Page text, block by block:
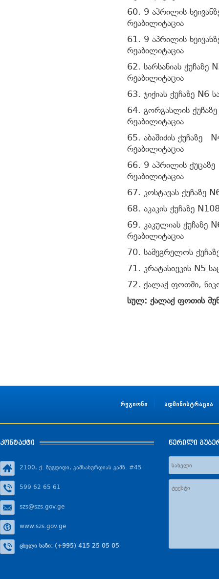
60. 9 აპრილის
რეაბილიტაცია
61. 9 აპრილის
რეაბილიტაცია
62. სარსანიას
რეაბილიტაცია
63. ჯიქიას ქუჩაზე N6
64. გორგასლის
რეაბილიტაცია
65. აბაშიძის ქუჩაზე
რეაბილიტაცია
66. 9 აპრილის
რეაბილიტაცია
67. კოსტავას ქუჩაზე
68. აკაკის ქუჩაზე
69. კაკულიას
რეაბილიტაცია
70. სამეგრელოს
71. კრატასიუკის N5
72. ქალაქ ფოთში,
სულ: ქალაქ ფოთის
რეგიონი ადმინისტრაცია
კონტაქტი
2100, ქ. ზუგდიდი, გამსახურდიას გამზ. #45
599 62 65 61
szs@szs.gov.ge
www.szs.gov.ge
ცხელი ხაზი: (+995) 415 25 05 05
წერილი